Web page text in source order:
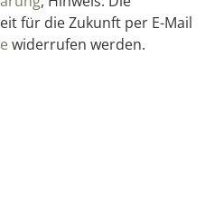
für die Zukunft per E-Mail
widerrufen werden.